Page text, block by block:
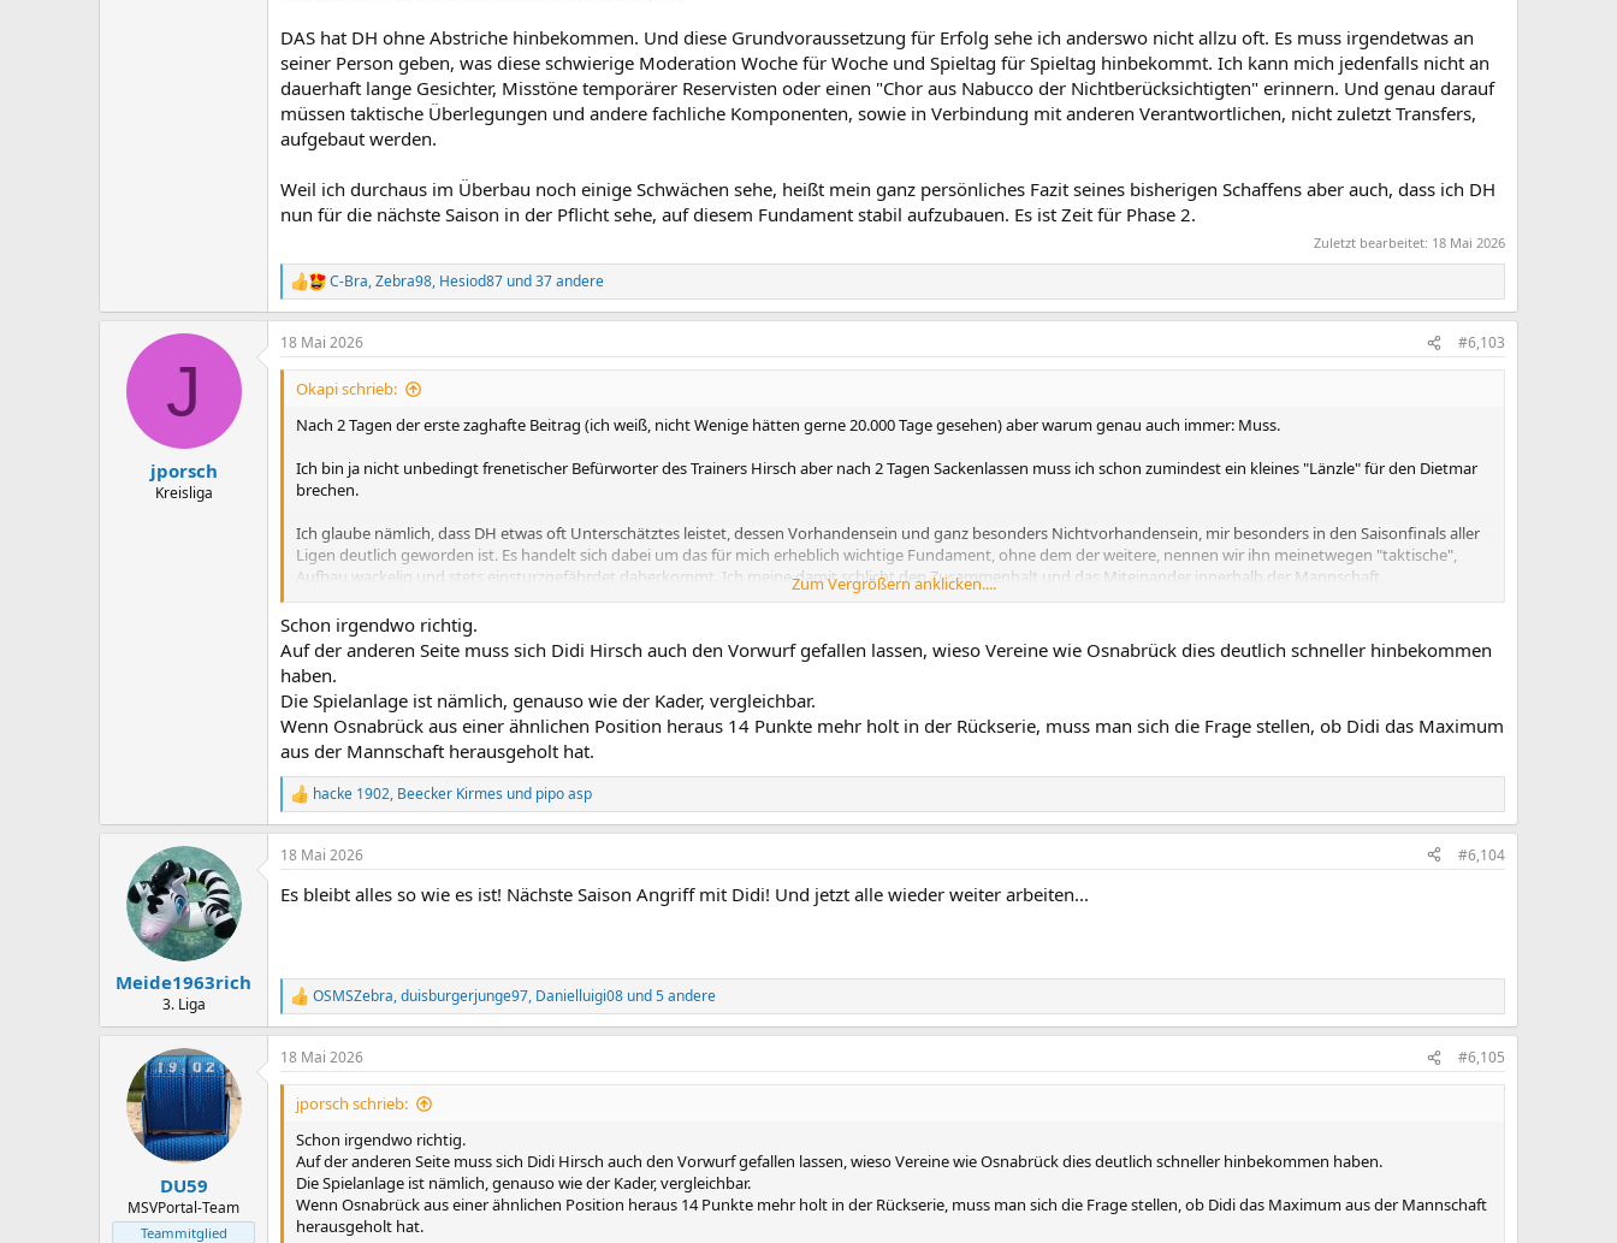
DAS hat DH ohne Abstriche hinbekommen. Und diese Grundvoraussetzung für Erfolg sehe ich anderswo nicht allzu oft. Es muss irgendetwas an
seiner Person geben, was diese schwierige Moderation Woche für Woche und Spieltag für Spieltag hinbekommt. Ich kann mich jedenfalls nicht an
dauerhaft lange Gesichter, Misstöne temporärer Reservisten oder einen "Chor aus Nabucco der Nichtberücksichtigten" erinnern. Und genau darauf
müssen taktische Überlegungen und andere fachliche Komponenten, sowie in Verbindung mit anderen Verantwortlichen, nicht zuletzt Transfers,
aufgebaut werden.
Weil ich durchaus im Überbau noch einige Schwächen sehe, heißt mein ganz persönliches Fazit seines bisherigen Schaffens aber auch, dass ich DH
nun für die nächste Saison in der Pflicht sehe, auf diesem Fundament stabil aufzubauen. Es ist Zeit für Phase 2.
Zuletzt bearbeitet: 18 Mai 2026
R
e
a
k
t
n
C-Bra,Zebra98, Hesiod87 und 37 andere
J
jporsch
Kreisliga
18 Mai 2026 #6,103
Okapi schrieb:
Nach 2 Tagen der erste zaghafte Beitrag (ich weiß, nicht Wenige hätten gerne 20.000 Tage gesehen) aber warum genau auch immer: Muss.
Ich bin ja nicht unbedingt frenetischer Befürworter des Trainers Hirsch aber nach 2 Tagen Sackenlassen muss ich schon zumindest ein kleines "Länzle" für den Dietmar
brechen.
Ich glaube nämlich, dass DH etwas oft Unterschätztes leistet, dessen Vorhandensein und ganz besonders Nichtvorhandensein, mir besonders in den Saisonfinals aller
Ligen deutlich geworden ist. Es handelt sich dabei um das für mich erheblich wichtige Fundament, ohne dem der weitere, nennen wir ihn meinetwegen "taktische",
Aufbau wackelig und stets einsturzgefährdet daherkommt. Ich meine damit schlicht den Zusammenhalt und das Miteinander innerhalb der Mannschaft.
DAS hat DH ohne Abstriche hinbekommen. Und diese Grundvoraussetzung für Erfolg sehe ich anderswo nicht allzu oft. Es muss irgendetwas an seiner Person geben,
was diese schwierige Moderation Woche für Woche und Spieltag für Spieltag hinbekommt. Ich kann mich jedenfalls nicht an dauerhaft lange Gesichter, Misstöne
temporärer Reservisten oder einen "Chor aus Nabucco der Nichtberücksichtigten" erinnern. Und genau darauf müssen taktische Überlegungen und andere fachliche
Komponenten, sowie in Verbindung mit anderen Verantwortlichen, nicht zuletzt Transfers, aufgebaut werden.
Weil ich durchaus im Überbau noch einige Schwächen sehe, heißt mein ganz persönliches Fazit seines bisherigen Schaffens aber auch, dass ich DH nun für die nächste
Saison in der Pflicht sehe, auf diesem Fundament stabil aufzubauen. Es ist Zeit für Phase 2.
Zum Vergrößern anklicken....
Schon irgendwo richtig.
Auf der anderen Seite muss sich Didi Hirsch auch den Vorwurf gefallen lassen, wieso Vereine wie Osnabrück dies deutlich schneller hinbekommen
haben.
Die Spielanlage ist nämlich, genauso wie der Kader, vergleichbar.
Wenn Osnabrück aus einer ähnlichen Position heraus 14 Punkte mehr holt in der Rückserie, muss man sich die Frage stellen, ob Didi das Maximum
aus der Mannschaft herausgeholt hat.
R
e
a
k
i
n
hacke 1902, Beecker Kirmes und pipo asp
Meide1963rich
3. Liga
18 Mai 2026 #6,104
Es bleibt alles so wie es ist! Nächste Saison Angriff mit Didi! Und jetzt alle wieder weiter arbeiten...
R
e
a
k
t
o
n
OSMSZebra,duisburgerjunge97, Danielluigi08 und 5 andere
DU59
MSVPortal-Team
Teammitglied
18 Mai 2026 #6,105
jporsch schrieb:
Schon irgendwo richtig.
Auf der anderen Seite muss sich Didi Hirsch auch den Vorwurf gefallen lassen, wieso Vereine wie Osnabrück dies deutlich schneller hinbekommen haben.
Die Spielanlage ist nämlich, genauso wie der Kader, vergleichbar.
Wenn Osnabrück aus einer ähnlichen Position heraus 14 Punkte mehr holt in der Rückserie, muss man sich die Frage stellen, ob Didi das Maximum aus der Mannschaft
herausgeholt hat.